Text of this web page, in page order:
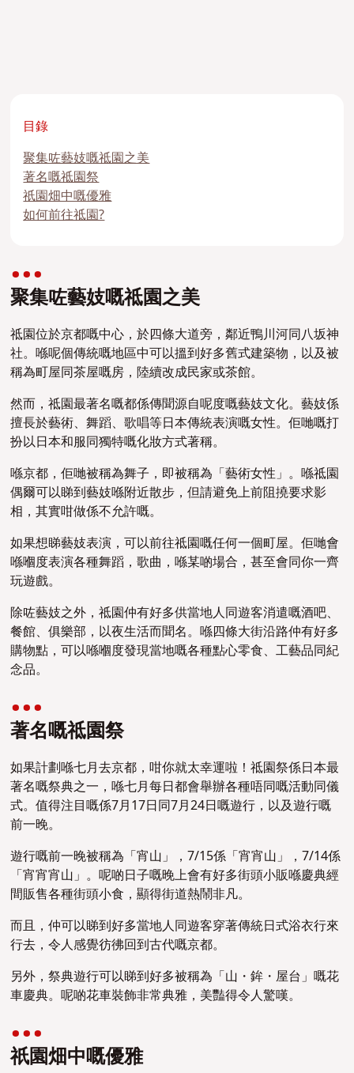
目錄
聚集咗藝妓嘅祗園之美
著名嘅祗園祭
祇園畑中嘅優雅
如何前往祗園?
聚集咗藝妓嘅祗園之美
祗園位於京都嘅中心，於四條大道旁，鄰近鴨川河同八坂神
社。喺呢個傳統嘅地區中可以搵到好多舊式建築物，以及被
稱為町屋同茶屋嘅房，陸續改成民家或茶館。
然而，祗園最著名嘅都係傳聞源自呢度嘅藝妓文化。藝妓係
擅長於藝術、舞蹈、歌唱等日本傳統表演嘅女性。佢哋嘅打
扮以日本和服同獨特嘅化妝方式著稱。
喺京都，佢哋被稱為舞子，即被稱為「藝術女性」。喺祗園
偶爾可以睇到藝妓喺附近散步，但請避免上前阻撓要求影
相，其實咁做係不允許嘅。
如果想睇藝妓表演，可以前往祗園嘅任何一個町屋。佢哋會
喺嗰度表演各種舞蹈，歌曲，喺某啲場合，甚至會同你一齊
玩遊戲。
除咗藝妓之外，祗園仲有好多供當地人同遊客消遣嘅酒吧、
餐館、俱樂部，以夜生活而聞名。喺四條大街沿路仲有好多
購物點，可以喺嗰度發現當地嘅各種點心零食、工藝品同紀
念品。
著名嘅祗園祭
如果計劃喺七月去京都，咁你就太幸運啦！祗園祭係日本最
著名嘅祭典之一，喺七月每日都會舉辦各種唔同嘅活動同儀
式。值得注目嘅係7月17日同7月24日嘅遊行，以及遊行嘅
前一晚。
遊行嘅前一晚被稱為「宵山」，7/15係「宵宵山」，7/14係
「宵宵宵山」。呢啲日子嘅晚上會有好多街頭小販喺慶典經
間販售各種街頭小食，顯得街道熱鬧非凡。
而且，仲可以睇到好多當地人同遊客穿著傳統日式浴衣行來
行去，令人感覺彷彿回到古代嘅京都。
另外，祭典遊行可以睇到好多被稱為「山・鉾・屋台」嘅花
車慶典。呢啲花車裝飾非常典雅，美豔得令人驚嘆。
祇園畑中嘅優雅